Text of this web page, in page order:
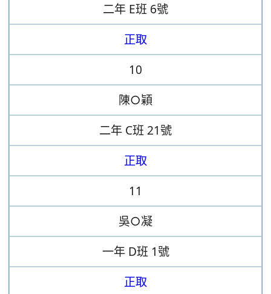
二年 E班 6號
正取
10
陳○穎
二年 C班 21號
正取
11
吳○凝
一年 D班 1號
正取